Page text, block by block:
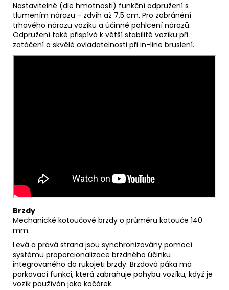
Nastavitelné (dle hmotnosti) funkční odpružení s
tlumením nárazu - zdvih až 7,5 cm. Pro zabránění
trhavého nárazu vozíku a účinné pohlcení nárazů.
Odpružení také přispívá k větší stabilitě vozíku při
zatáčení a skvělé ovladatelnosti při in-line bruslení.
Brzdy
Mechanické kotoučové brzdy o průměru kotouče 140
mm.
Levá a pravá strana jsou synchronizovány pomocí
systému proporcionalizace brzdného účinku
integrovaného do rukojeti brzdy. Brzdová páka má
parkovací funkci, která zabraňuje pohybu vozíku, když je
vozík používán jako kočárek.